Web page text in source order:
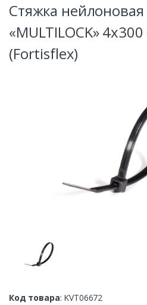
Стяжка
«MULTILOCK»
(Fortisflex)
Код товара: KVT06672